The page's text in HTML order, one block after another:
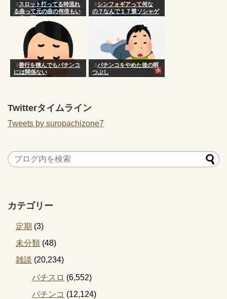
スロット打ってる時流れ
る曲って元の曲の何倍もい
い曲に聞こえるよね
シンフォギアって何な
の？なんで１７禁ソシャゲ
とパチンコがコラボすんだ
善行を積んでもパチンコ
には関係ない
パチンコをやめた後の暇
つぶし
Twitterタイムライン
Tweets by suropachizone7
カテゴリー
定期 (3)
未分類 (48)
雑談 (20,234)
パチスロ (6,552)
パチンコ (12,124)